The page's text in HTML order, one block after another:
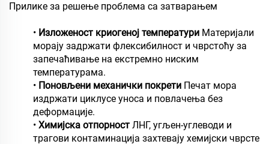
Прилике за решење проблема са затварањем
• Изложеност криогеној температури Материјали
морају задржати флексибилност и чврстоћу за
запечаћивање на екстремно ниским
температурама.
• Поновљени механички покрети Печат мора
издржати циклусе уноса и повлачења без
деформације.
• Химијска отпорност ЛНГ, угљен-углеводи и
трагови контаминација захтевају хемијски чврсте